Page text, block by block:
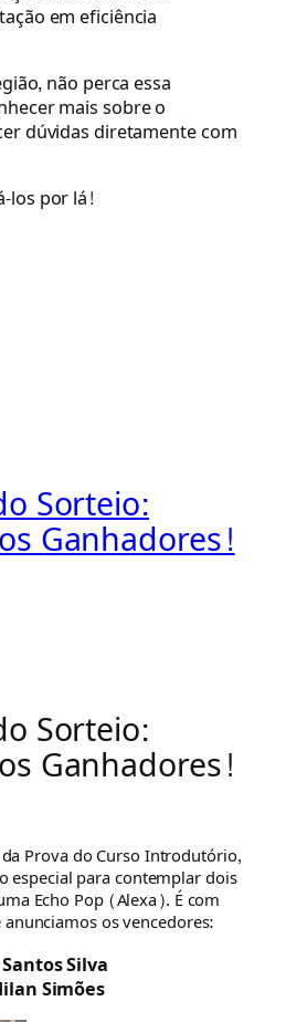
em eficiência
não perca essa
mais sobre o
dúvidas diretamente com
los por lá!
Sorteio:
Ganhadores!
Sorteio:
Ganhadores!
Prova do Curso Introdutório,
especial para contemplar dois
Echo Pop (Alexa). É com
os vencedores:
Silva
Simões